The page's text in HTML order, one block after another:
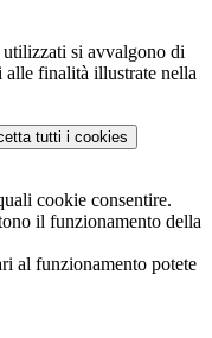
si avvalgono di
alle finalità illustrate nella
tutti i cookies
cookie consentire.
il funzionamento della
al funzionamento potete